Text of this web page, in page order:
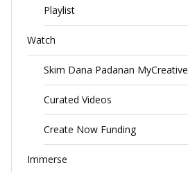
Playlist
Watch
Skim Dana Padanan MyCreative
Curated Videos
Create Now Funding
Immerse